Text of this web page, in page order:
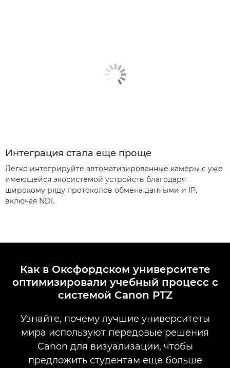
Интеграция стала еще проще
Легко интегрируйте автоматизированные камеры с уже
имеющейся экосистемой устройств благодаря
широкому ряду протоколов обмена данными и IP,
включая NDI.
Как в Оксфордском университете
оптимизировали учебный процесс с
системой Canon PTZ
Узнайте, почему лучшие университеты
мира используют передовые решения
Canon для визуализации, чтобы
предложить студентам еще больше